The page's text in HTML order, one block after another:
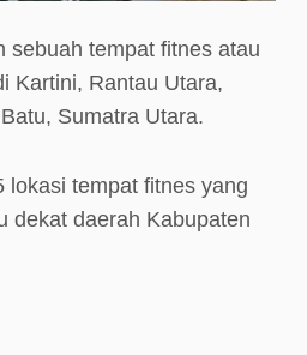
sebuah tempat fitnes atau
Kartini, Rantau Utara,
Sumatra Utara.
lokasi tempat fitnes yang
dekat daerah Kabupaten